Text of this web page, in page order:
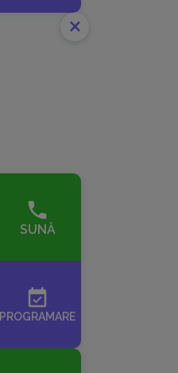
close
SUNĂ
event_available
PROGRAMARE